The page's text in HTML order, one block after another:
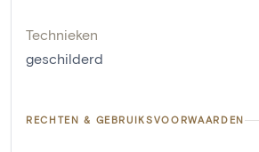
Technieken
geschilderd
RECHTEN & GEBRUIKSVOORWAARDEN